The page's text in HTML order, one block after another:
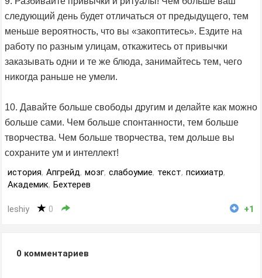
следующий день будет отличаться от предыдущего, тем
меньше вероятность, что вы «закоптитесь». Ездите на
работу по разным улицам, откажитесь от привычки
заказывать одни и те же блюда, занимайтесь тем, чего
никогда раньше не умели.
10. Давайте больше свободы другим и делайте как можно
больше сами. Чем больше спонтанности, тем больше
творчества. Чем больше творчества, тем дольше вы
сохраните ум и интеллект!
история, Апгрейд, мозг, слабоумие, текст, психиатр,
Академик, Бехтерев
leshiy 0 +1
0 комментариев